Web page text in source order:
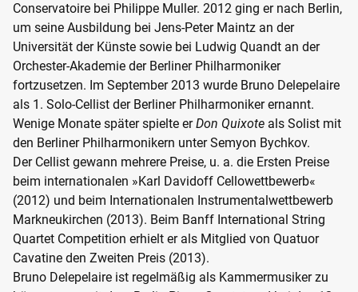
Conservatoire bei Philippe Muller. 2012 ging er nach Berlin,
um seine Ausbildung bei Jens-Peter Maintz an der
Universität der Künste sowie bei Ludwig Quandt an der
Orchester-Akademie der Berliner Philharmoniker
fortzusetzen. Im September 2013 wurde Bruno Delepelaire
als 1. Solo-Cellist der Berliner Philharmoniker ernannt.
Wenige Monate später spielte erDon Quixote als Solist mit
den Berliner Philharmonikern unter Semyon Bychkov.
Der Cellist gewann mehrere Preise, u. a. die Ersten Preise
beim internationalen »Karl Davidoff Cellowettbewerb«
(2012) und beim Internationalen Instrumentalwettbewerb
Markneukirchen (2013). Beim Banff International String
Quartet Competition erhielt er als Mitglied von Quatuor
Cavatine den Zweiten Preis (2013).
Bruno Delepelaire ist regelmäßig als Kammermusiker zu